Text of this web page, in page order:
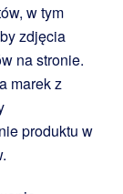
w tym
zdjęcia
na stronie.
marek z
produktu w